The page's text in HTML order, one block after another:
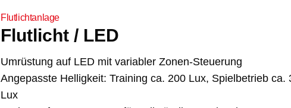
Flutlichtanlage
Flutlicht / LED
Umrüstung auf LED mit variabler Zonen-Steuerung
Angepasste Helligkeit: Training ca. 200 Lux, Spielbetrieb ca.
Lux